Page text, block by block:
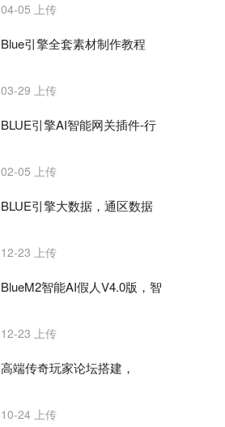
04-05 上传
Blue引擎全套素材制作教程
03-29 上传
BLUE引擎AI智能网关插件-行
02-05 上传
BLUE引擎大数据，通区数据
12-23 上传
BlueM2智能AI假人V4.0版，智
12-23 上传
高端传奇玩家论坛搭建，
10-24 上传